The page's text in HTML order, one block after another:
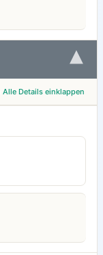
▾
Alle Details einklappen